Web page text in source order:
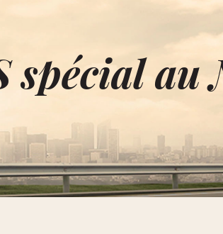
spécial au